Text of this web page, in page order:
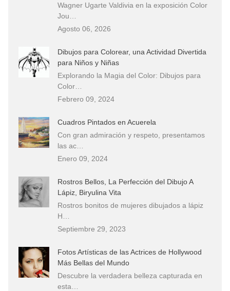
Wagner Ugarte Valdivia en la exposición Color
Jou…
Agosto 06, 2026
Dibujos para Colorear, una Actividad Divertida
para Niños y Niñas
Explorando la Magia del Color: Dibujos para
Color…
Febrero 09, 2024
Cuadros Pintados en Acuerela
Con gran admiración y respeto, presentamos
las ac…
Enero 09, 2024
Rostros Bellos, La Perfección del Dibujo A
Lápiz, Biryulina Vita
Rostros bonitos de mujeres dibujados a lápiz
H…
Septiembre 29, 2023
Fotos Artísticas de las Actrices de Hollywood
Más Bellas del Mundo
Descubre la verdadera belleza capturada en
esta…